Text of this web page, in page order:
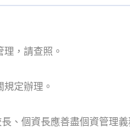
，請查照。
定辦理。
、個資長應善盡個資管理